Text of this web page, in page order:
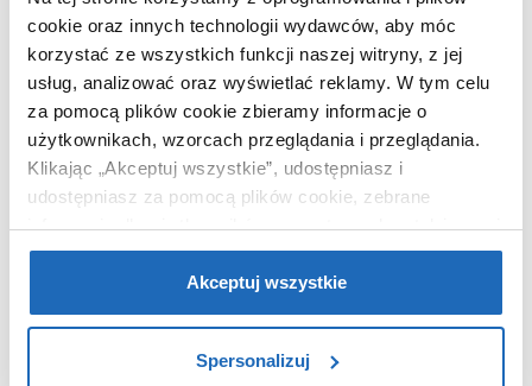
cookie oraz innych technologii wydawców, aby móc
korzystać ze wszystkich funkcji naszej witryny, z jej
usług, analizować oraz wyświetlać reklamy. W tym celu
za pomocą plików cookie zbieramy informacje o
użytkownikach, wzorcach przeglądania i przeglądania.
Klikając „Akceptuj wszystkie”, udostępniasz i
udostępniasz za pomocą plików cookie, zebrane
informacje dla użytkowników zewnętrznych, a także nasi
partnerzy reklamowi.Jeśli chcesz, włącz „Tylko
wymagane pliki cookie”.Pamiętaj jednak, że
zablokowane niektóre pliki cookie mogą mieć wpływ na
Akceptuj wszystkie
Spersonalizuj
Długość
Kolor
czarny
Kod EAN
5902539851069
Wymiary z
opakowaniem
75 x 13 x 19 cm
Waga z opakowaniem
2,97 kg